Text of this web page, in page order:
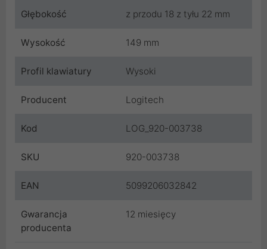
Głębokość z przodu 18 z tyłu 22 mm
Wysokość 149 mm
Profil klawiatury Wysoki
Producent Logitech
Kod LOG_920-003738
SKU 920-003738
EAN 5099206032842
Gwarancja
producenta
12 miesięcy